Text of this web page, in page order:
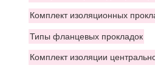
Комплект изоляционных
Типы фланцевых прокладок
Комплект изоляции